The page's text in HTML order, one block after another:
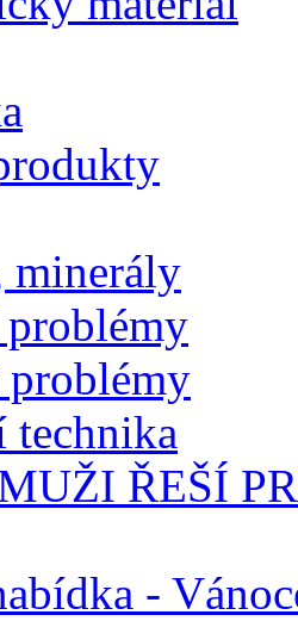
minerály
technika
ŘEŠÍ
-